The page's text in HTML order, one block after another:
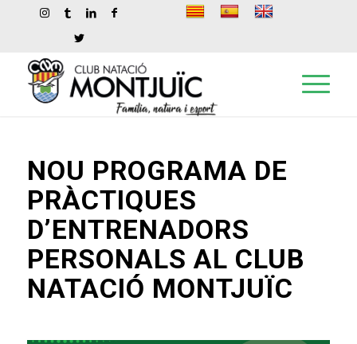
NOU PROGRAMA DE
PRÀCTIQUES
D’ENTRENADORS
PERSONALS AL CLUB
NATACIÓ MONTJUÏC